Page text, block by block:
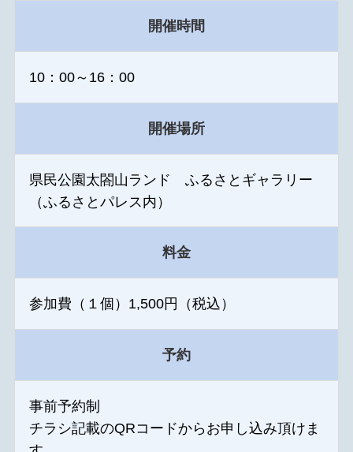
開催時間
10：00～16：00
開催場所
県民公園太閤山ランド ふるさとギャラリー
（ふるさとパレス内）
料金
参加費（１個）1,500円（税込）
予約
事前予約制
チラシ記載のQRコードからお申し込み頂けま